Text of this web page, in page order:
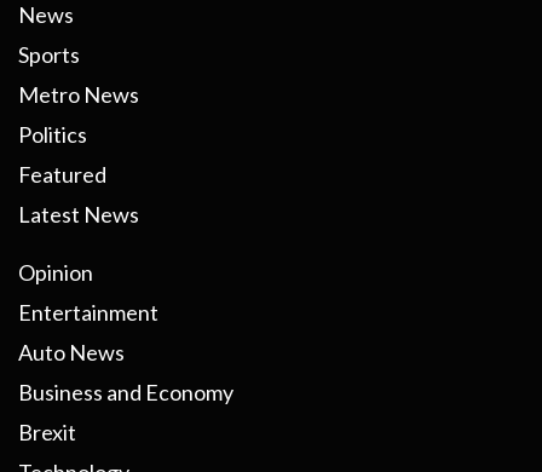
News
Sports
Metro News
Politics
Featured
Latest News
Opinion
Entertainment
Auto News
Business and Economy
Brexit